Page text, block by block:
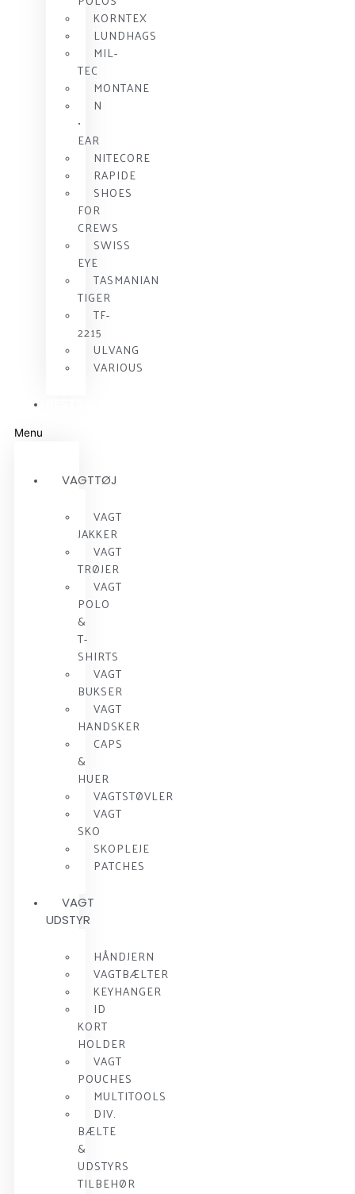
KORNTEX
LUNDHAGS
MIL-
TEC
MONTANE
N
•
EAR
NITECORE
RAPIDE
SHOES
FOR
CREWS
SWISS
EYE
TASMANIAN
TIGER
TF-
2215
ULVANG
VARIOUS
Menu
VAGTTØJ
VAGT
JAKKER
VAGT
TRØJER
VAGT
POLO
&
T-
SHIRTS
VAGT
BUKSER
VAGT
HANDSKER
CAPS
&
HUER
VAGTSTØVLER
VAGT
SKO
SKOPLEJE
PATCHES
VAGT
UDSTYR
HÅNDJERN
VAGTBÆLTER
KEYHANGER
ID
KORT
HOLDER
VAGT
POUCHES
MULTITOOLS
DIV.
BÆLTE
&
UDSTYRS
TILBEHØR